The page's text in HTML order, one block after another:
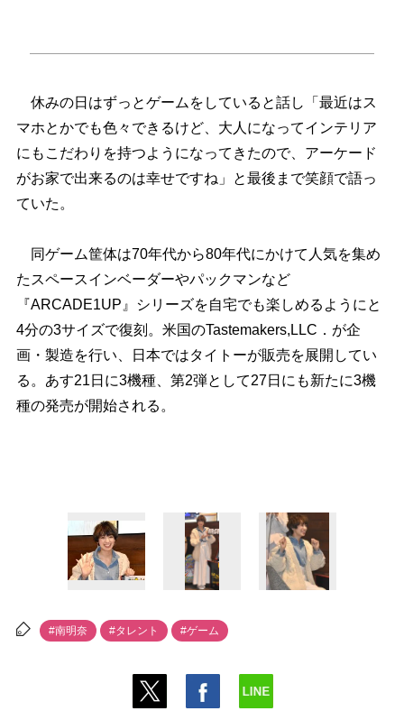
休みの日はずっとゲームをしていると話し「最近はス
マホとかでも色々できるけど、大人になってインテリア
にもこだわりを持つようになってきたので、アーケード
がお家で出来るのは幸せですね」と最後まで笑顔で語っ
ていた。
同ゲーム筐体は70年代から80年代にかけて人気を集め
たスペースインベーダーやパックマンなど
『ARCADE1UP』シリーズを自宅でも楽しめるようにと
4分の3サイズで復刻。米国のTastemakers,LLC．が企
画・製造を行い、日本ではタイトーが販売を展開してい
る。あす21日に3機種、第2弾として27日にも新たに3機
種の発売が開始される。
#南明奈 #タレント #ゲーム